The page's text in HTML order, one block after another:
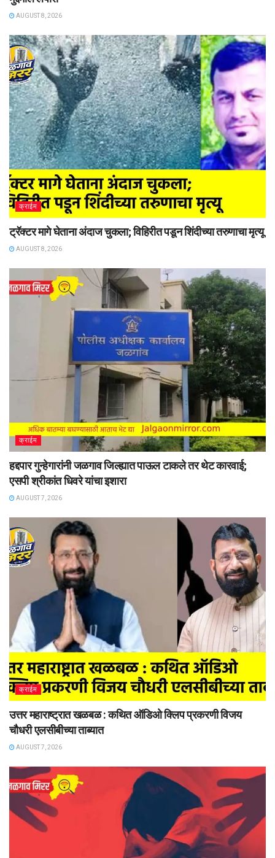
AUGUST 8, 2026
क्राईम
ट्रॅक्टर मागे घेताना अंदाज चुकला; विहिरीत पडून शिंदीच्या तरुणाचा मृत्यू
AUGUST 8, 2026
क्राईम
हद्दपार गुन्हेगारांनी जळगाव जिल्ह्यात पाऊल टाकले तर थेट कारवाई;
एसपी श्रीकांत धिवरे यांचा इशारा
AUGUST 7, 2026
क्राईम
उत्तर महाराष्ट्रात खळबळ : कथित ऑडिओ क्लिप प्रकरणी विजय
चौधरी एलसीबीच्या ताब्यात
AUGUST 7, 2026